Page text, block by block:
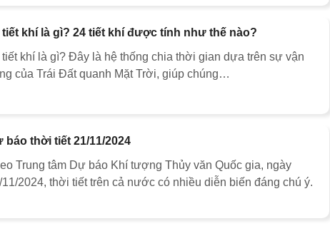
tiết khí là gì? 24 tiết khí được tính như thế nào?
tiết khí là gì? Đây là hệ thống chia thời gian dựa trên sự vận
của Trái Đất quanh Mặt Trời, giúp chúng…
báo thời tiết 21/11/2024
Trung tâm Dự báo Khí tượng Thủy văn Quốc gia, ngày
11/2024, thời tiết trên cả nước có nhiều diễn biến đáng chú ý.